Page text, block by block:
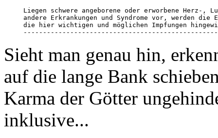
Liegen schwere angeborene oder erworbene Herz-,
andere Erkrankungen und Syndrome vor, werden
die hier wichtigen und möglichen Impfungen
Sieht man genau hin,
auf die lange Bank
Karma der Götter
inklusive...